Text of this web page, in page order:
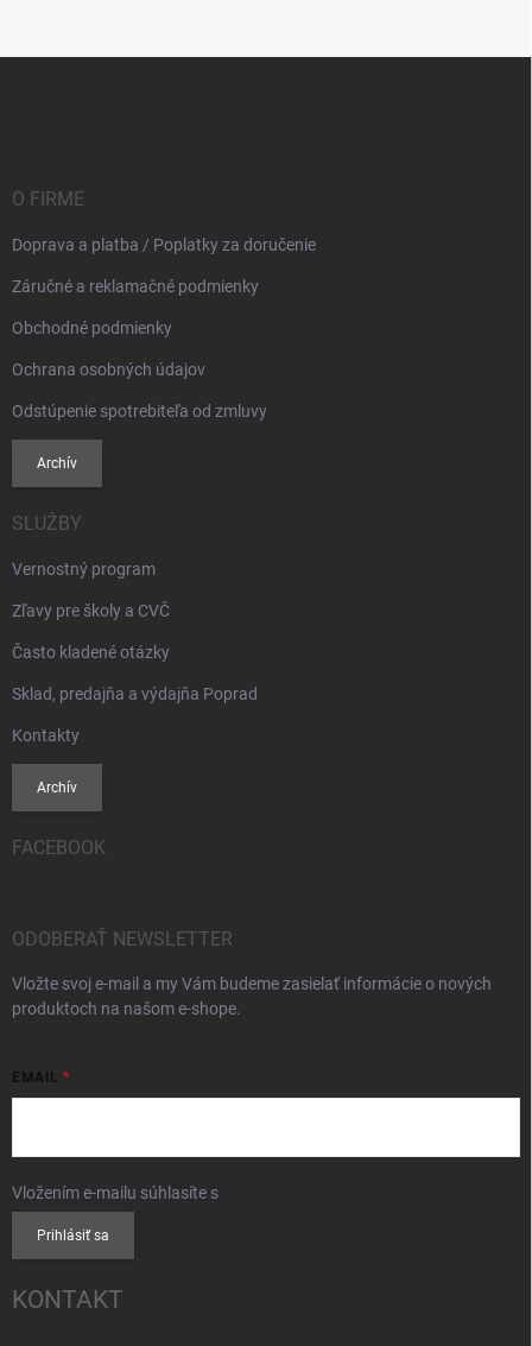
O FIRME
Doprava a platba / Poplatky za doručenie
Záručné a reklamačné podmienky
Obchodné podmienky
Ochrana osobných údajov
Odstúpenie spotrebiteľa od zmluvy
Archív
SLUŽBY
Vernostný program
Zľavy pre školy a CVČ
Často kladené otázky
Sklad, predajňa a výdajňa Poprad
Kontakty
Archív
FACEBOOK
ODOBERAŤ NEWSLETTER
Vložte svoj e-mail a my Vám budeme zasielať informácie o nových
produktoch na našom e-shope.
EMAIL
Vložením e-mailu súhlasíte s
Prihlásiť sa
KONTAKT